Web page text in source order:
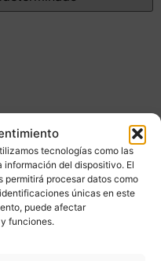
tecnologías como las
del dispositivo. El
permitirá procesar datos como
únicas en este
puede afectar
funciones.